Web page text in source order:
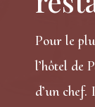
Pour le
l’hôtel de
d’un